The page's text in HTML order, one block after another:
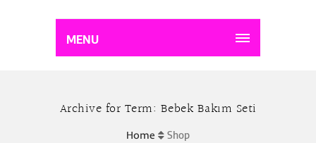
MENU
Archive for Term: Bebek Bakım Seti
Home Shop